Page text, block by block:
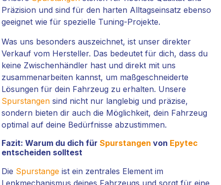
Präzision und sind für den harten Alltagseinsatz ebenso
geeignet wie für spezielle Tuning-Projekte.
Was uns besonders auszeichnet, ist unser direkter
Verkauf vom Hersteller. Das bedeutet für dich, dass du
keine Zwischenhändler hast und direkt mit uns
zusammenarbeiten kannst, um maßgeschneiderte
Lösungen für dein Fahrzeug zu erhalten. Unsere
Spurstangensind nicht nur langlebig und präzise,
sondern bieten dir auch die Möglichkeit, dein Fahrzeug
optimal auf deine Bedürfnisse abzustimmen.
Fazit: Warum du dich für Spurstangen von Epytec
entscheiden solltest
Die Spurstangeist ein zentrales Element im